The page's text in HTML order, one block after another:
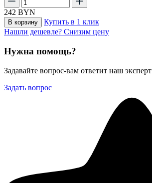
242 BYN
В корзину
Купить в 1 клик
Нашли дешевле? Снизим цену
Нужна помощь?
Задавайте вопрос-вам ответит наш эксперт
Задать вопрос